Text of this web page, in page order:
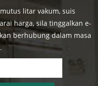
litar vakum, suis
harga, sila tinggalkan e-
berhubung dalam masa